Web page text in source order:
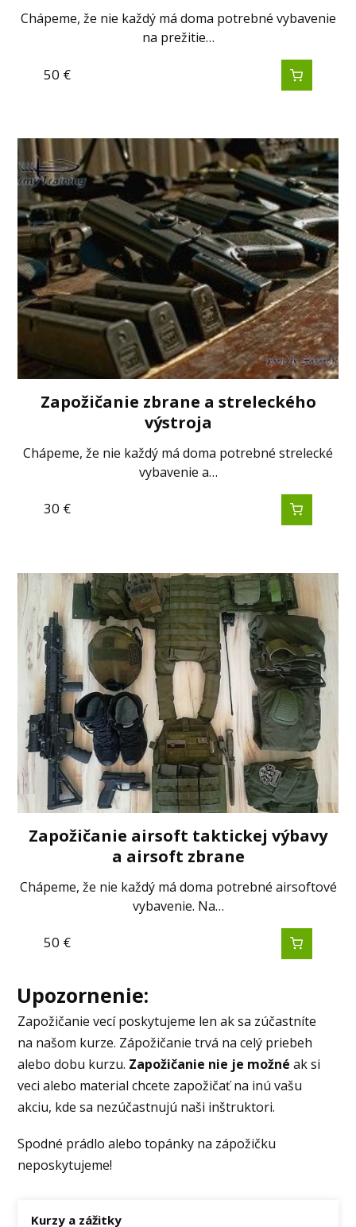
Chápeme, že nie každý má doma potrebné vybavenie
na prežitie…
50 €
Zapožičanie zbrane a streleckého
výstroja
Chápeme, že nie každý má doma potrebné strelecké
vybavenie a…
30 €
Zapožičanie airsoft taktickej výbavy
a airsoft zbrane
Chápeme, že nie každý má doma potrebné airsoftové
vybavenie. Na…
50 €
Upozornenie:
Zapožičanie vecí poskytujeme len ak sa zúčastníte
na našom kurze. Zápožičanie trvá na celý priebeh
alebo dobu kurzu. Zapožičanie nie je možné ak si
veci alebo material chcete zapožičať na inú vašu
akciu, kde sa nezúčastnujú naši inštruktori.
Spodné prádlo alebo topánky na zápožičku
neposkytujeme!
Kurzy a zážitky